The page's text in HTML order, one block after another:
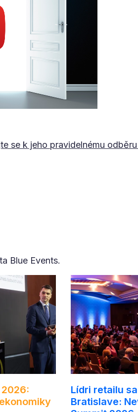
se k jeho pravidelnému
Blue Events.
Lídri retailu
Bratislave: